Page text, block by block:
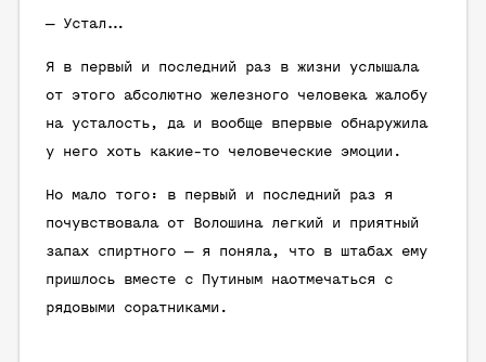
— Устал…
Я в первый и последний раз в жизни услышала
от этого абсолютно железного человека жалобу
на усталость, да и вообще впервые обнаружила
у него хоть какие-то человеческие эмоции.
Но мало того: в первый и последний раз я
почувствовала от Волошина легкий и приятный
запах спиртного — я поняла, что в штабах ему
пришлось вместе с Путиным наотмечаться с
рядовыми соратниками.